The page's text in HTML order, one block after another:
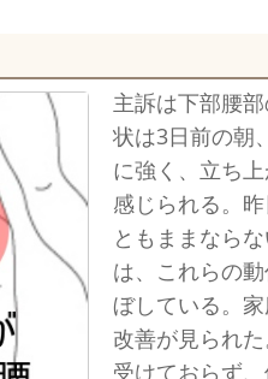
主訴は下部腰
状は3日前の朝
に強く、立ち
感じられる。
ともままなら
は、これらの
ぼしている。
改善が見られ
受けておらず